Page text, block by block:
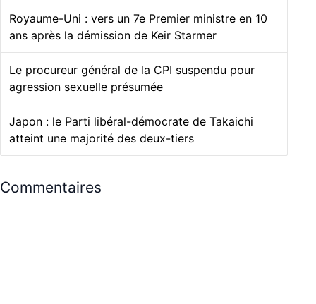
Royaume-Uni : vers un 7e Premier ministre en 10
ans après la démission de Keir Starmer
Le procureur général de la CPI suspendu pour
agression sexuelle présumée
Japon : le Parti libéral-démocrate de Takaichi
atteint une majorité des deux-tiers
Commentaires